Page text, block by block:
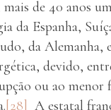
de 40 anos
da Espanha,
da Alemanha,
devido,
ou ao menor
[28] A estatal